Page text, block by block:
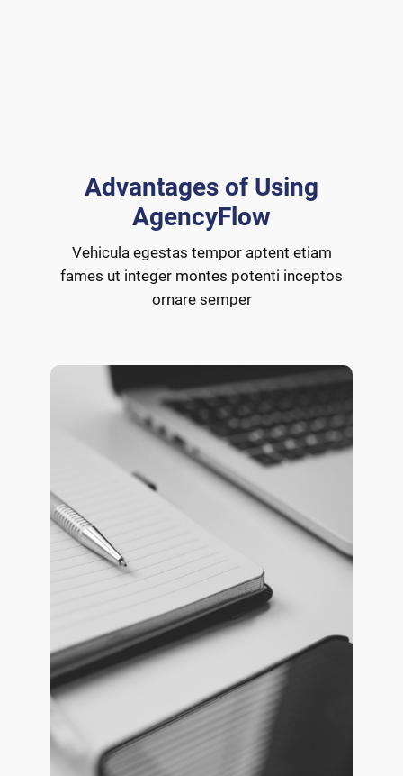
Advantages of Using
AgencyFlow
Vehicula egestas tempor aptent etiam
fames ut integer montes potenti inceptos
ornare semper